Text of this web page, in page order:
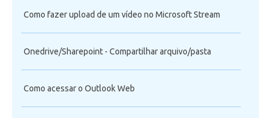
Como fazer upload de um vídeo no Microsoft Stream
Onedrive/Sharepoint - Compartilhar arquivo/pasta
Como acessar o Outlook Web